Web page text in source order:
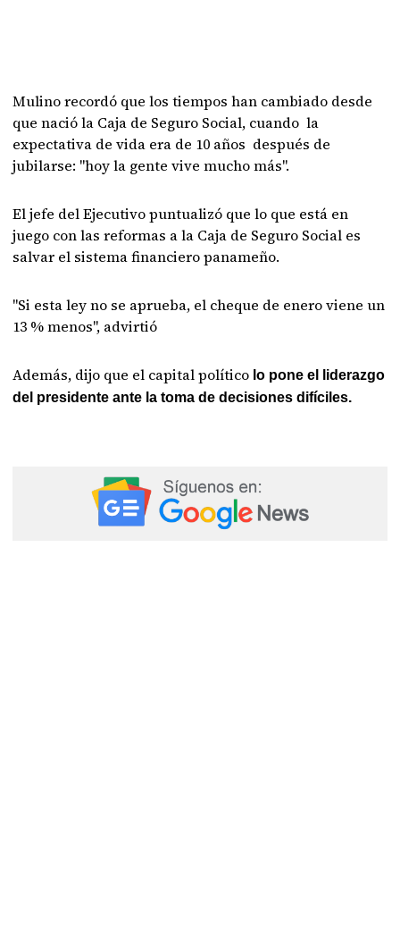
Mulino recordó que los tiempos han cambiado desde
que nació la Caja de Seguro Social, cuando la
expectativa de vida era de 10 años después de
jubilarse: "hoy la gente vive mucho más".
El jefe del Ejecutivo puntualizó que lo que está en
juego con las reformas a la Caja de Seguro Social es
salvar el sistema financiero panameño.
"Si esta ley no se aprueba, el cheque de enero viene un
13 % menos", advirtió
Además, dijo que el capital político lo pone el liderazgo
del presidente ante la toma de decisiones difíciles.